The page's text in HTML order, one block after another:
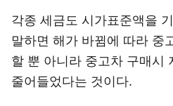
각종 세금도 시가표준액을
말하면 해가 바뀜에 따라 중
할 뿐 아니라 중고차 구매시
줄어들었다는 것이다.